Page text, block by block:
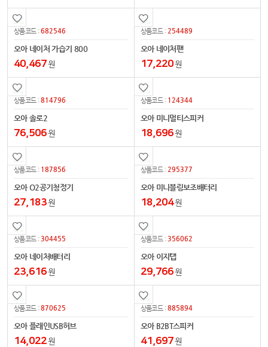
상품코드 :682546
오아 네이처 가습기 800
40,467원
상품코드 : 254489
오아 네이처팬
17,220원
상품코드 :814796
오아 솔로2
76,506원
상품코드 : 124344
오아 미니멀티스피커
18,696원
상품코드 : 187856
오아 O2공기청정기
27,183원
상품코드 : 295377
오아 미니블링보조배터리
18,204원
상품코드 :304455
오아 네이처배터리
23,616원
상품코드 : 356062
오아 이지탭
29,766원
상품코드 :870625
오아 플래인USB허브
14,022원
상품코드 :885894
오아 B2BT스피커
41,697원